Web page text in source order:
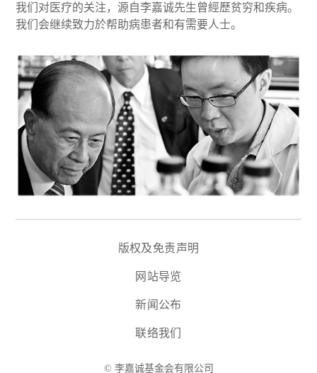
我们对医疗的关注，源自李嘉诚先生曾經歷贫穷和疾病。
我们会继续致力於帮助病患者和有需要人士。
版权及免责声明
网站导览
新闻公布
联络我们
© 李嘉诚基金会有限公司